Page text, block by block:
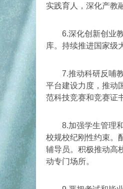
实践育人，深化产教
6.深化创新创业教
库。持续推进国家级
7.推动科研反哺教
平台建设力度，推动
范科技竞赛和竞赛证
8.加强学生管理和
校规校纪刚性约束。
辅导员。积极推动高
动专门场所。